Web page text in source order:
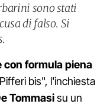
sono stati
di falso. Si
formula piena
bis", l'inchiesta
Tommasisu un